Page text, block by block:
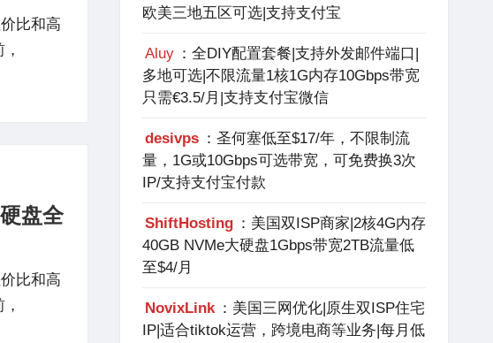
比和高
盘全
比和高
欧美三地五区可选|支持支付宝
Aluy ：全DIY配置套餐|支持外发邮件端口|
多地可选|不限流量1核1G内存10Gbps带宽
只需€3.5/月|支持支付宝微信
desivps ：圣何塞低至$17/年，不限制流
量，1G或10Gbps可选带宽，可免费换3次
IP/支持支付宝付款
ShiftHosting ：美国双ISP商家|2核4G内存
40GB NVMe大硬盘1Gbps带宽2TB流量低
至$4/月
NovixLink ：美国三网优化|原生双ISP住宅
IP|适合tiktok运营，跨境电商等业务|每月低